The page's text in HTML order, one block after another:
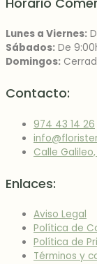
Lunes a Viernes:
Sábados: De
Domingos:
Contacto:
974 43 14 26
Calle
Enlaces:
Aviso Legal
Política de
Política de
Términos y